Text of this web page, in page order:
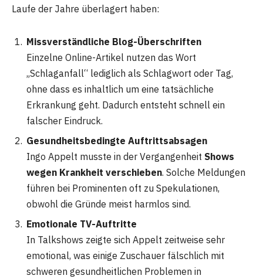
Laufe der Jahre überlagert haben:
Missverständliche Blog-Überschriften
Einzelne Online-Artikel nutzen das Wort
„Schlaganfall“ lediglich als Schlagwort oder Tag,
ohne dass es inhaltlich um eine tatsächliche
Erkrankung geht. Dadurch entsteht schnell ein
falscher Eindruck.
Gesundheitsbedingte Auftrittsabsagen
Ingo Appelt musste in der Vergangenheit Shows
wegen Krankheit verschieben. Solche Meldungen
führen bei Prominenten oft zu Spekulationen,
obwohl die Gründe meist harmlos sind.
Emotionale TV-Auftritte
In Talkshows zeigte sich Appelt zeitweise sehr
emotional, was einige Zuschauer fälschlich mit
schweren gesundheitlichen Problemen in